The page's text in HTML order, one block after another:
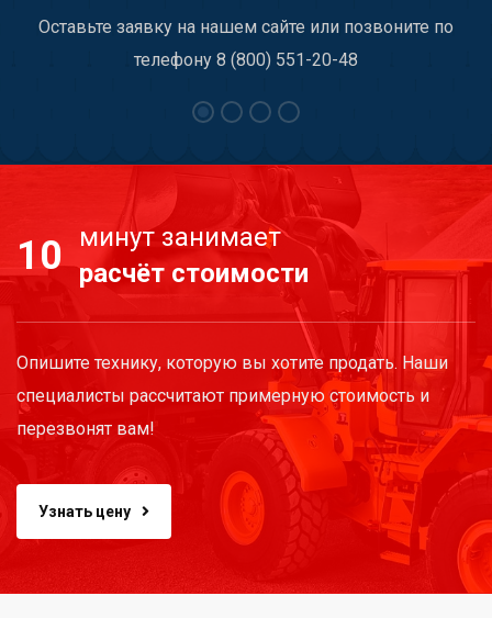
Оставьте заявку на нашем сайте или позвоните по
телефону 8 (800) 551-20-48
10
минут занимает
расчёт стоимости
Опишите технику, которую вы хотите продать. Наши
специалисты рассчитают примерную стоимость и
перезвонят вам!
Узнать цену